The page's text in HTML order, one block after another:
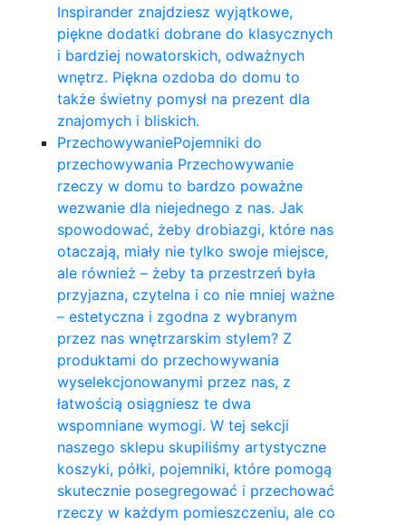
Inspirander znajdziesz wyjątkowe,
piękne dodatki dobrane do klasycznych
i bardziej nowatorskich, odważnych
wnętrz. Piękna ozdoba do domu to
także świetny pomysł na prezent dla
znajomych i bliskich.
PrzechowywaniePojemniki do
przechowywania Przechowywanie
rzeczy w domu to bardzo poważne
wezwanie dla niejednego z nas. Jak
spowodować, żeby drobiazgi, które nas
otaczają, miały nie tylko swoje miejsce,
ale również – żeby ta przestrzeń była
przyjazna, czytelna i co nie mniej ważne
– estetyczna i zgodna z wybranym
przez nas wnętrzarskim stylem? Z
produktami do przechowywania
wyselekcjonowanymi przez nas, z
łatwością osiągniesz te dwa
wspomniane wymogi. W tej sekcji
naszego sklepu skupiliśmy artystyczne
koszyki, półki, pojemniki, które pomogą
skutecznie posegregować i przechować
rzeczy w każdym pomieszczeniu, ale co